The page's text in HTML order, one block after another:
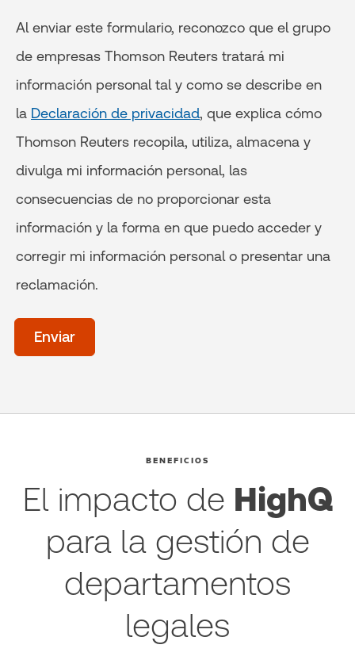
Al enviar este formulario, reconozco que el grupo
de empresas Thomson Reuters tratará mi
información personal tal y como se describe en
la Declaración de privacidad, que explica cómo
Thomson Reuters recopila, utiliza, almacena y
divulga mi información personal, las
consecuencias de no proporcionar esta
información y la forma en que puedo acceder y
corregir mi información personal o presentar una
reclamación.
of
(Optional)
Enviar
BENEFICIOS
El impacto de HighQ
para la gestión de
departamentos
legales